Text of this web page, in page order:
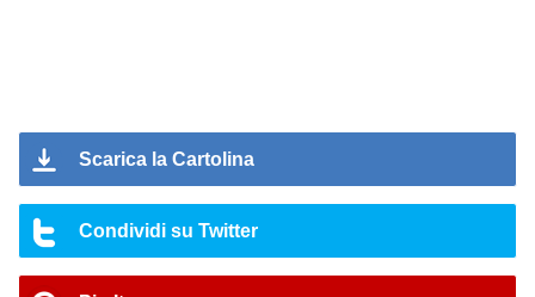
Scarica la Cartolina
Condividi su Twitter